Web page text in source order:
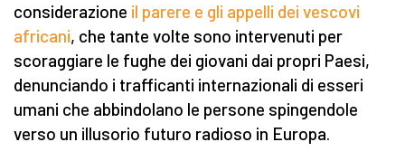
considerazione il parere e gli appelli dei vescovi
africani, che tante volte sono intervenuti per
scoraggiare le fughe dei giovani dai propri Paesi,
denunciando i trafficanti internazionali di esseri
umani che abbindolano le persone spingendole
verso un illusorio futuro radioso in Europa.